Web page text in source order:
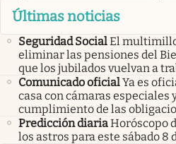
Últimas noticias
Seguridad SocialEl
eliminar las pensiones del
que los jubilados vuelvan a
Comunicado oficialYa es
casa con cámaras especiales
cumplimiento de las
Predicción diariaHoróscopo
los astros para este sábado 8